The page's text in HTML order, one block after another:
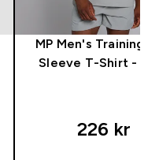
MP Men's Training
Sleeve T-Shirt -
226 kr‎